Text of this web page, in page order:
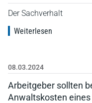
Der Sachverhalt
Weiterlesen
08.03.2024
Arbeitgeber sollten
Anwaltskosten